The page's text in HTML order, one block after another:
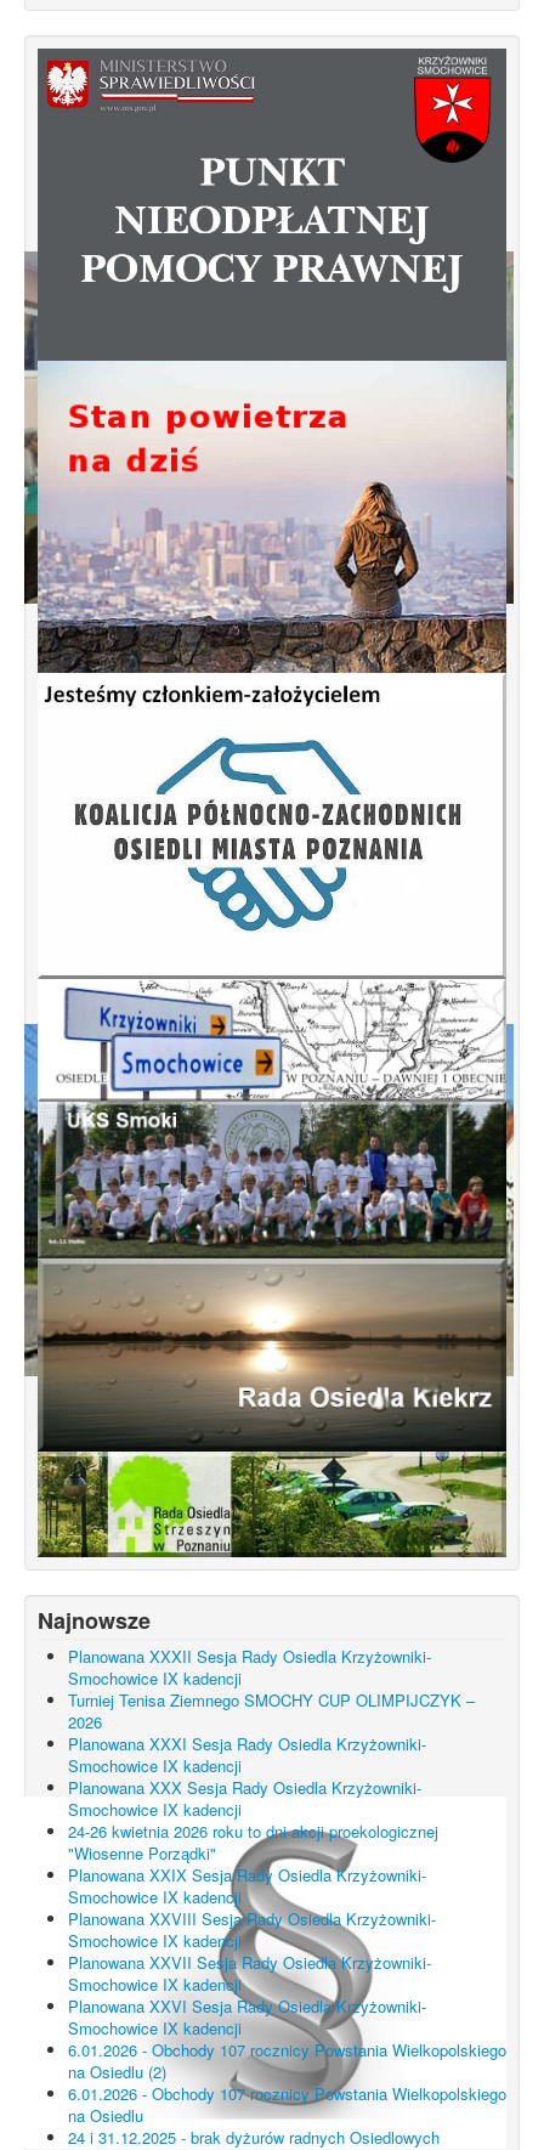
Spotkanie informacyjne w sprawie terenu
przy ulicy Przytocznej
Koncepcja przebudowy ulic Leśnowolskiej
i Łagowskiej
Najnowsze
Planowana XXXII Sesja Rady Osiedla Krzyżowniki-
Smochowice IX kadencji
Turniej Tenisa Ziemnego SMOCHY CUP OLIMPIJCZYK –
2026
Planowana XXXI Sesja Rady Osiedla Krzyżowniki-
Smochowice IX kadencji
Planowana XXX Sesja Rady Osiedla Krzyżowniki-
Smochowice IX kadencji
24-26 kwietnia 2026 roku to dni akcji proekologicznej
"Wiosenne Porządki"
Planowana XXIX Sesja Rady Osiedla Krzyżowniki-
Smochowice IX kadencji
Planowana XXVIII Sesja Rady Osiedla Krzyżowniki-
Smochowice IX kadencji
Planowana XXVII Sesja Rady Osiedla Krzyżowniki-
Smochowice IX kadencji
Planowana XXVI Sesja Rady Osiedla Krzyżowniki-
Smochowice IX kadencji
6.01.2026 - Obchody 107 rocznicy Powstania Wielkopolskiego
na Osiedlu (2)
6.01.2026 - Obchody 107 rocznicy Powstania Wielkopolskiego
na Osiedlu
24 i 31.12.2025 - brak dyżurów radnych Osiedlowych